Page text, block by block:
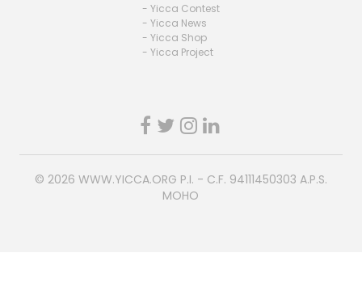
- Yicca Contest
- Yicca News
- Yicca Shop
- Yicca Project
© 2026 WWW.YICCA.ORG P.I. - C.F. 94111450303 A.P.S.
MOHO